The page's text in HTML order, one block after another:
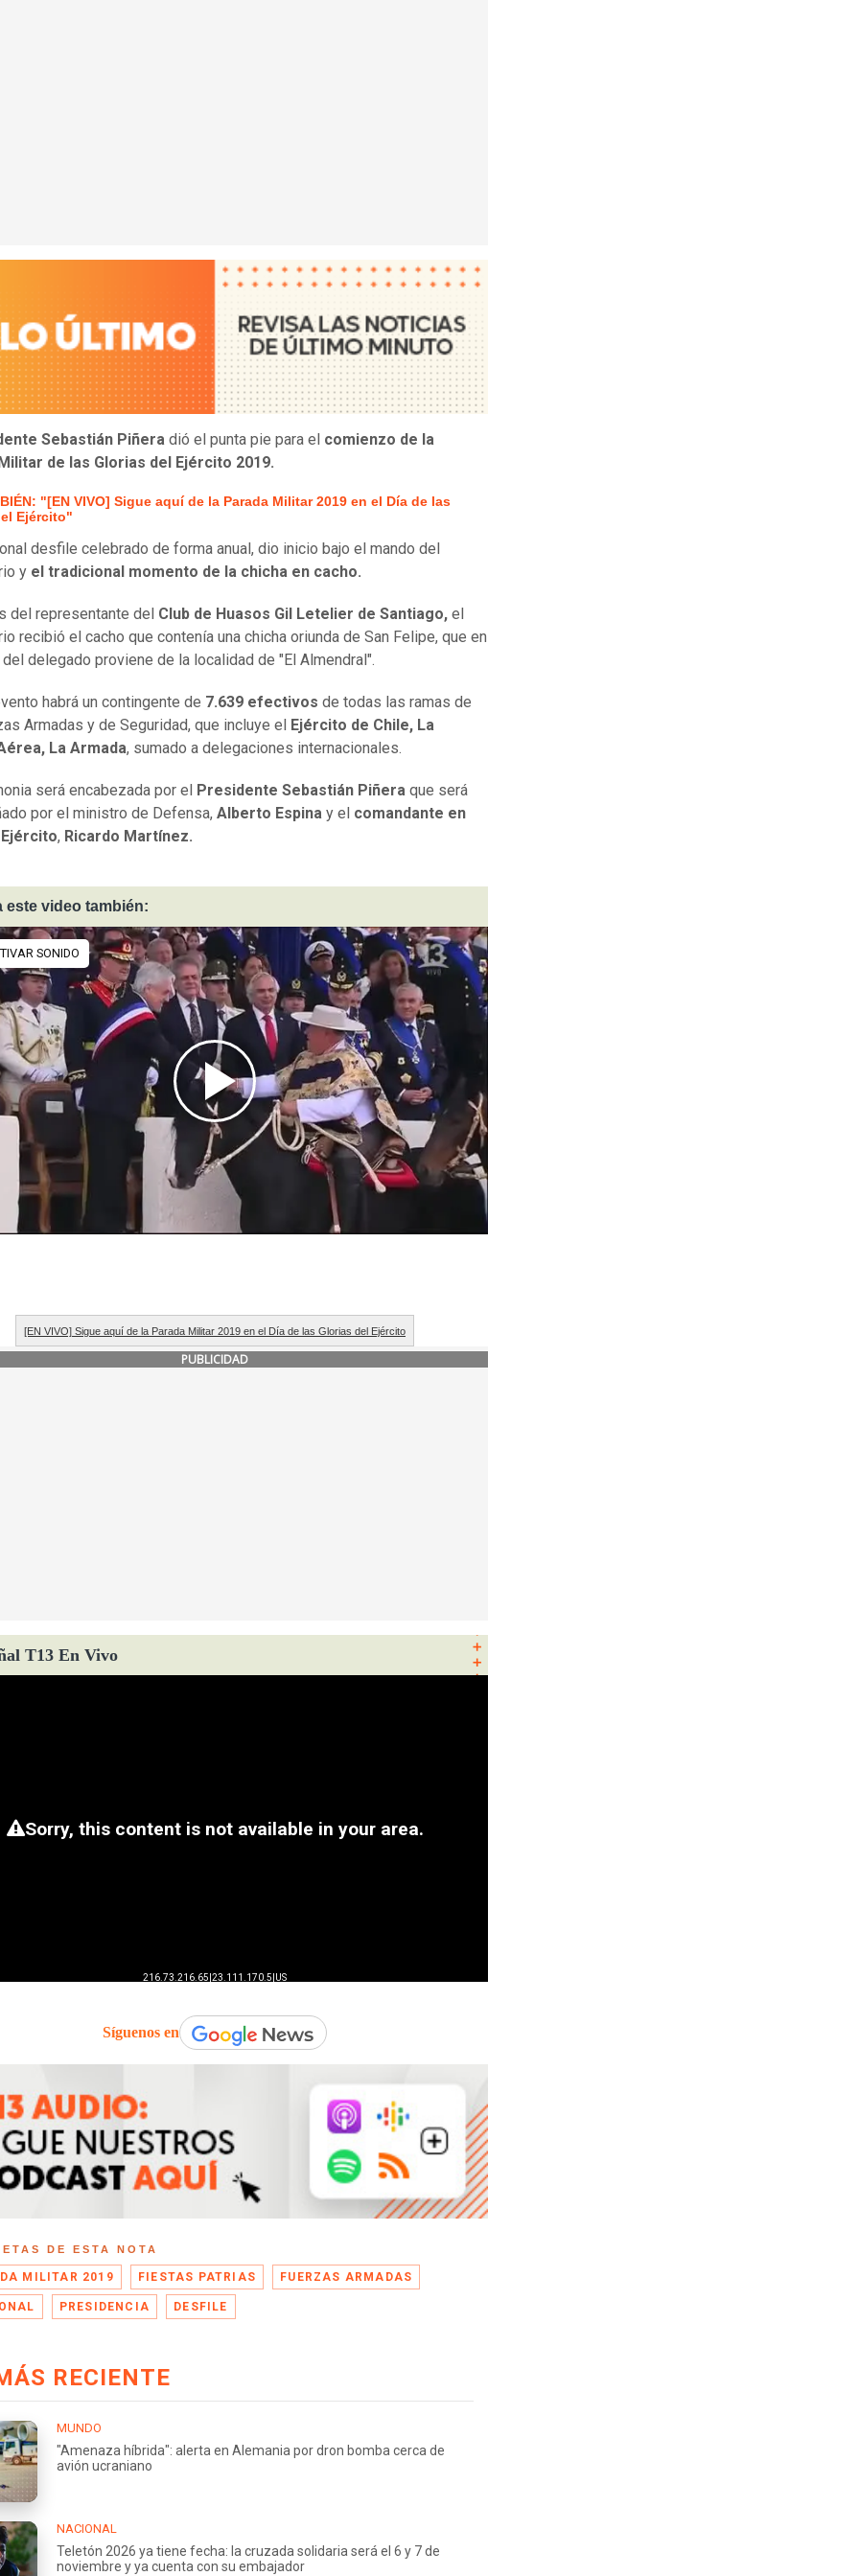
Sebastián Piñera dió el punta pie para el comienzo de la
de las Glorias del Ejército 2019.
"[EN VIVO] Sigue aquí de la Parada Militar 2019 en el Día de las
Ejército"
desfile celebrado de forma anual, dio inicio bajo el mando del
y el tradicional momento de la chicha en cacho.
del representante del Club de Huasos Gil Letelier de Santiago, el
recibió el cacho que contenía una chicha oriunda de San Felipe, que en
delegado proviene de la localidad de "El Almendral".
habrá un contingente de 7.639 efectivos de todas las ramas de
Armadas y de Seguridad, que incluye el
Ejército de Chile, La
La Armada, sumado a delegaciones internacionales.
será encabezada por el Presidente Sebastián Piñera que será
por el ministro de Defensa, Alberto Espina y el comandante en
, Ricardo Martínez.
este video también:
[EN VIVO] Sigue aquí de la Parada Militar 2019 en el Día de las Glorias del Ejército
PUBLICIDAD
T13 En Vivo
Síguenos en
DE ESTA NOTA
MILITAR 2019 FIESTAS PATRIAS FUERZAS ARMADAS
PRESIDENCIA DESFILE
RECIENTE
MUNDO
"Amenaza híbrida": alerta en Alemania por dron bomba cerca de
avión ucraniano
NACIONAL
Teletón 2026 ya tiene fecha: la cruzada solidaria será el 6 y 7 de
noviembre y ya cuenta con su embajador